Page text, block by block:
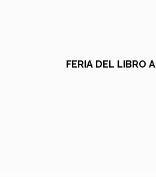
FERIA DEL LIBRO